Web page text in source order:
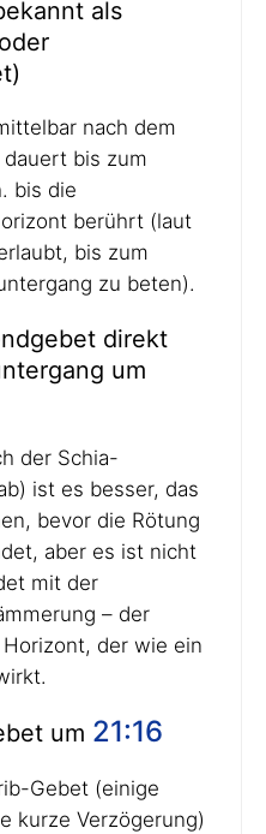
als
nach dem
bis zum
bis die
berührt (laut
bis zum
zu beten).
direkt
um
der Schia-
ist es besser, das
bevor die Rötung
aber es ist nicht
mit der
– der
der wie ein
um 21:16
Gebet (einige
kurze Verzögerung)